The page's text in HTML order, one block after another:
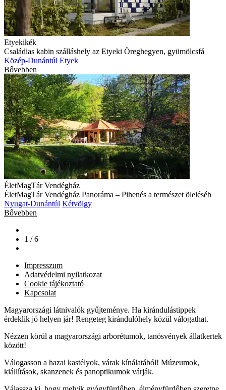
Etyekikék
Családias kabin szálláshely az Etyeki Öreghegyen, gyümölcsfá
Közép-Dunántúl Etyek
Bővebben
ÉletMagTár Vendégház
ÉletMagTár Vendégház Panoráma – Pihenés a természet öleléséb
Nyugat-Dunántúl Kétvölgy
Bővebben
1 / 6
Impresszum
Adatvédelmi nyilatkozat
Cookie tájékoztató
Kapcsolat
Magyarországi látnivalók gyűjteménye. Ha kirándulástippek
érdeklik jó helyen jár! Rengeteg kirándulóhely közül válogathat.
Nézzen körül a magyarországi arborétumok, tanösvények állatkertek
között!
Válogasson a hazai kastélyok, várak kínálatából! Múzeumok,
kiállítások, skanzenek és panoptikumok várják.